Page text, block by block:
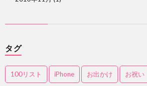
タグ
100リスト iPhone お出かけ お祝い